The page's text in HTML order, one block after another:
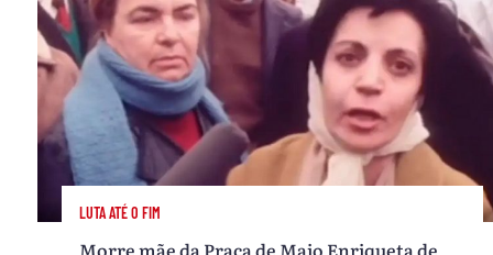
LUTA ATÉ O FIM